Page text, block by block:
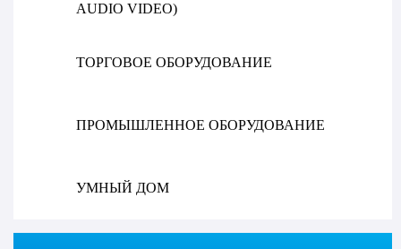
AUDIO VIDEO)
ТОРГОВОЕ ОБОРУДОВАНИЕ
ПРОМЫШЛЕННОЕ ОБОРУДОВАНИЕ
УМНЫЙ ДОМ